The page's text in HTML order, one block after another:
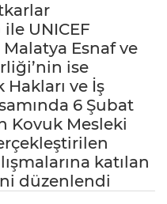
UNICEF
Esnaf ve
ise
ve İş
6 Şubat
Kovuk Mesleki
katılan
düzenlendi